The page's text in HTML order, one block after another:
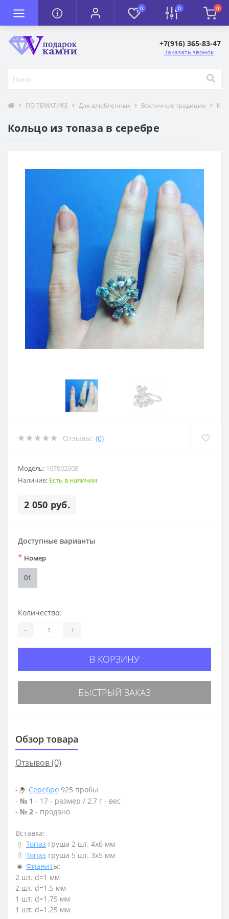
0 0 0
+7(916) 365-83-47
Заказать звонок
ПО ТЕМАТИКЕ Для влюбленных Восточные традиции К
Кольцо из топаза в серебре
Отзывы: (0)
Модель: 107002008
Наличие: Есть в наличии
2 050 руб.
Доступные варианты
* Номер
01
Количество:
- +
В КОРЗИНУ
БЫСТРЫЙ ЗАКАЗ
Обзор товара
Отзывов (0)
- Серебро 925 пробы
- № 1 - 17 - размер / 2,7 г - вес
- № 2 - продано
Вставка:
Топаз груша 2 шт. 4х6 мм
Топаз груша 5 шт. 3х5 мм
Фианиты:
2 шт. d=1 мм
2 шт. d=1.5 мм
1 шт. d=1.75 мм
1 шт. d=1.25 мм